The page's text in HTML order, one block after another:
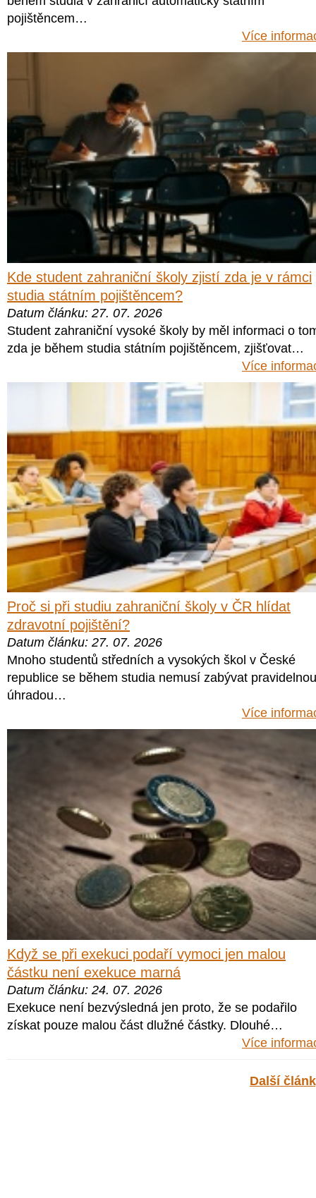
pojištěncem…
Více
Kde student zahraniční školy zjistí zda je v rámci
studia státním pojištěncem?
Datum článku: 27. 07. 2026
Student zahraniční vysoké školy by měl informaci o
zda je během studia státním pojištěncem, zjišťovat…
Více
Proč si při studiu zahraniční školy v ČR hlídat
zdravotní pojištění?
Datum článku: 27. 07. 2026
Mnoho studentů středních a vysokých škol v České
republice se během studia nemusí zabývat pravidelnou
úhradou…
Více
Když se při exekuci podaří vymoci jen malou
částku není exekuce marná
Datum článku: 24. 07. 2026
Exekuce není bezvýsledná jen proto, že se podařilo
získat pouze malou část dlužné částky. Dlouhé…
Více
Další